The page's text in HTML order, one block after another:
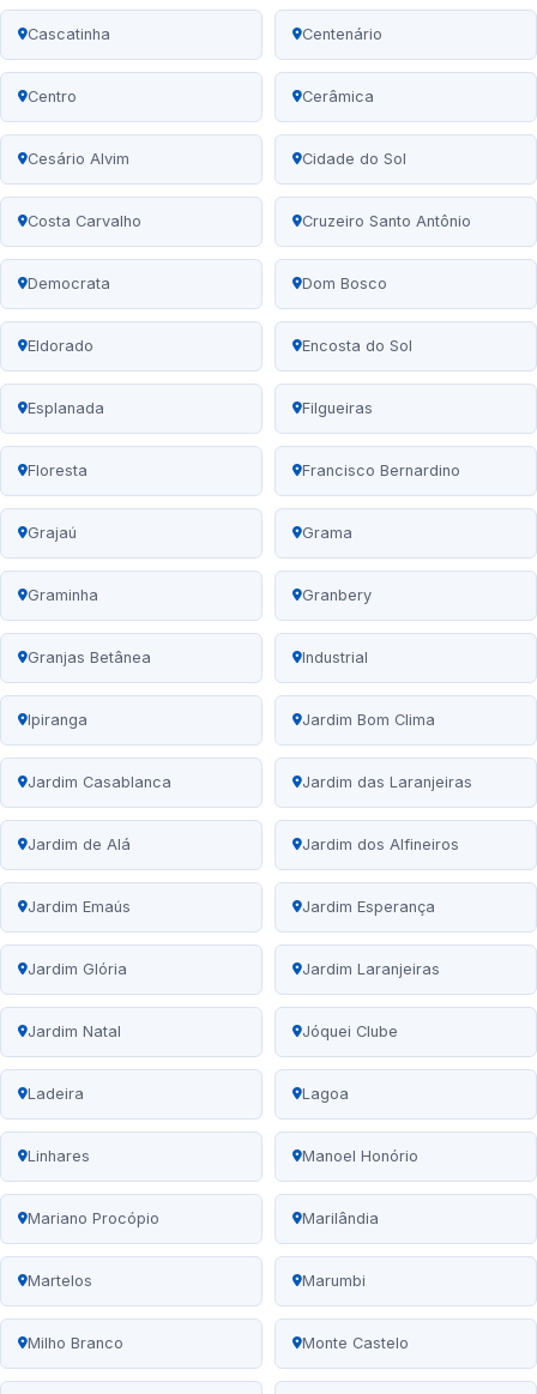
Cascatinha Centenário
Centro Cerâmica
Cesário Alvim Cidade do Sol
Costa Carvalho Cruzeiro Santo Antônio
Democrata Dom Bosco
Eldorado Encosta do Sol
Esplanada Filgueiras
Floresta Francisco Bernardino
Grajaú Grama
Graminha Granbery
Granjas Betânea Industrial
Ipiranga Jardim Bom Clima
Jardim Casablanca Jardim das Laranjeiras
Jardim de Alá Jardim dos Alfineiros
Jardim Emaús Jardim Esperança
Jardim Glória Jardim Laranjeiras
Jardim Natal Jóquei Clube
Ladeira Lagoa
Linhares Manoel Honório
Mariano Procópio Marilândia
Martelos Marumbi
Milho Branco Monte Castelo